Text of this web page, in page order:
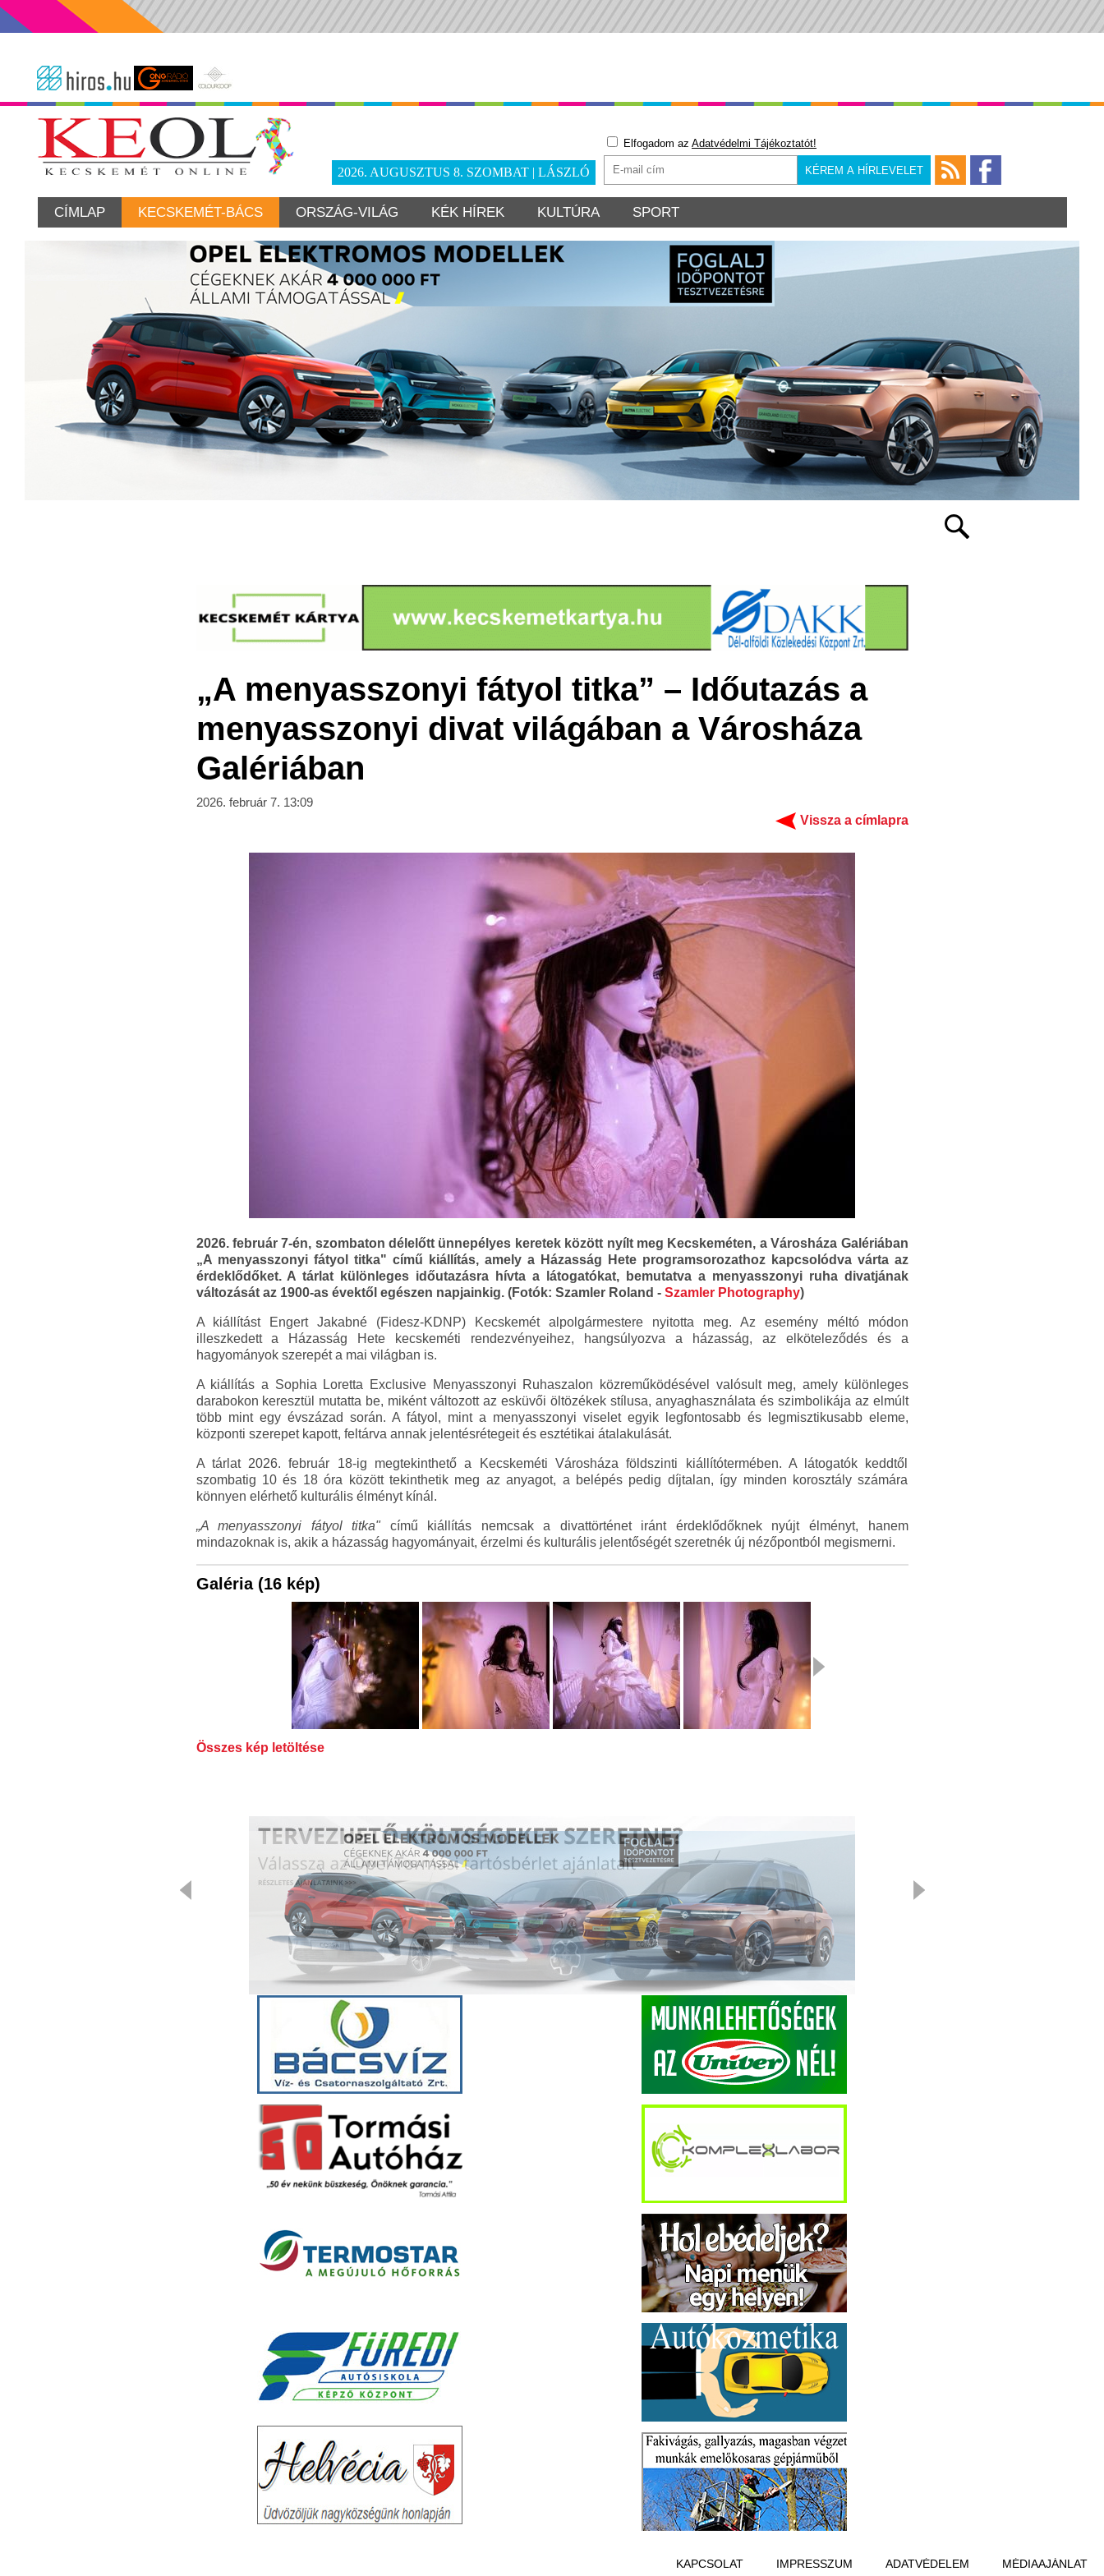
2026. AUGUSZTUS 8. SZOMBAT | LÁSZLÓ
Elfogadom az Adatvédelmi Tájékoztatót!
CÍMLAP KECSKEMÉT-BÁCS ORSZÁG-VILÁG KÉK HÍREK KULTÚRA SPORT
„A menyasszonyi fátyol titka” – Időutazás a
menyasszonyi divat világában a Városháza
Galériában
2026. február 7. 13:09
Vissza a címlapra
2026. február 7-én, szombaton délelőtt ünnepélyes keretek között nyílt meg Kecskeméten, a Városháza Galériában
„A menyasszonyi fátyol titka" című kiállítás, amely a Házasság Hete programsorozathoz kapcsolódva várta az
érdeklődőket. A tárlat különleges időutazásra hívta a látogatókat, bemutatva a menyasszonyi ruha divatjának
változását az 1900-as évektől egészen napjainkig. (Fotók: Szamler Roland - Szamler Photography)
A kiállítást Engert Jakabné (Fidesz-KDNP) Kecskemét alpolgármestere nyitotta meg. Az esemény méltó módon
illeszkedett a Házasság Hete kecskeméti rendezvényeihez, hangsúlyozva a házasság, az elköteleződés és a
hagyományok szerepét a mai világban is.
A kiállítás a Sophia Loretta Exclusive Menyasszonyi Ruhaszalon közreműködésével valósult meg, amely különleges
darabokon keresztül mutatta be, miként változott az esküvői öltözékek stílusa, anyaghasználata és szimbolikája az elmúlt
több mint egy évszázad során. A fátyol, mint a menyasszonyi viselet egyik legfontosabb és legmisztikusabb eleme,
központi szerepet kapott, feltárva annak jelentésrétegeit és esztétikai átalakulását.
A tárlat 2026. február 18-ig megtekinthető a Kecskeméti Városháza földszinti kiállítótermében. A látogatók keddtől
szombatig 10 és 18 óra között tekinthetik meg az anyagot, a belépés pedig díjtalan, így minden korosztály számára
könnyen elérhető kulturális élményt kínál.
„A menyasszonyi fátyol titka"című kiállítás nemcsak a divattörténet iránt érdeklődőknek nyújt élményt, hanem
mindazoknak is, akik a házasság hagyományait, érzelmi és kulturális jelentőségét szeretnék új nézőpontból megismerni.
Galéria (16 kép)
Összes kép letöltése
KAPCSOLAT IMPRESSZUM ADATVÉDELEM MÉDIAAJÁNLAT